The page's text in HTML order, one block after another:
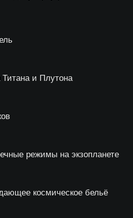
Титана и Плутона
режимы на экзопланете
космическое бельё